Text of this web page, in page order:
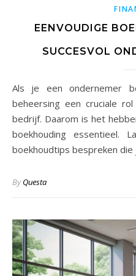
EENVOUDIGE
SUCCESVOL
Als je een ondernemer bent, weet je dat financiële
beheersing een cruciale
bedrijf. Daarom is het
boekhouding essentieel.
boekhoudtips bespreken
ByQuesta